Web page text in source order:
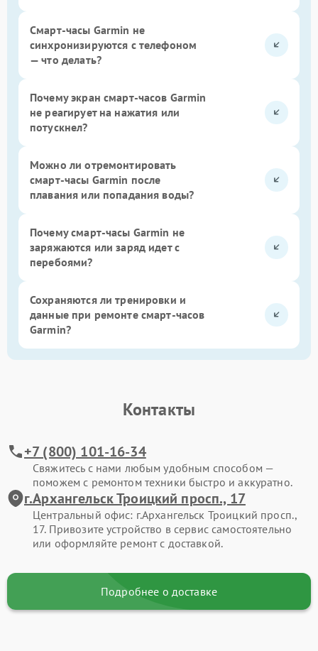
Смарт-часы Garmin не
синхронизируются с телефоном
— что делать?
Почему экран смарт-часов Garmin
не реагирует на нажатия или
потускнел?
Можно ли отремонтировать
смарт-часы Garmin после
плавания или попадания воды?
Почему смарт-часы Garmin не
заряжаются или заряд идет с
перебоями?
Сохраняются ли тренировки и
данные при ремонте смарт-часов
Garmin?
Контакты
+7 (800) 101-16-34
Свяжитесь с нами любым удобным способом —
поможем с ремонтом техники быстро и аккуратно.
г.Архангельск Троицкий просп., 17
Центральный офис: г.Архангельск Троицкий просп.,
17. Привозите устройство в сервис самостоятельно
или оформляйте ремонт с доставкой.
Подробнее о доставке